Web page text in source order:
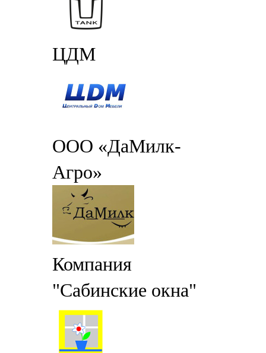
ЦДМ
ООО «ДаМилк-
Агро»
Компания
"Сабинские окна"